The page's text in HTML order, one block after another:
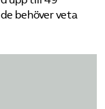
behöver veta